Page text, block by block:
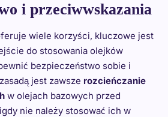
i przeciwwskazania
wiele korzyści, kluczowe jest
do stosowania olejków
bezpieczeństwo sobie i
jest zawsze rozcieńczanie
w olejach bazowych przed
nie należy stosować ich w